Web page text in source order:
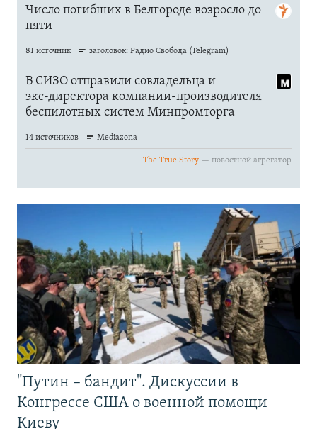
"Путин – бандит". Дискуссии в
Конгрессе США о военной помощи
Киеву